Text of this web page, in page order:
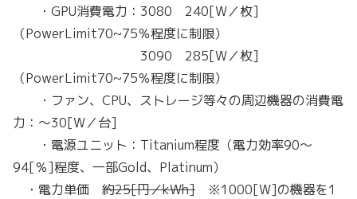
・GPU消費電力：3080 240[W／枚]
（PowerLimit70~75％程度に制限）
3090 285[W／枚]
（PowerLimit70~75％程度に制限）
・ファン、CPU、ストレージ等々の周辺機器の消費電
力：～30[W／台]
・電源ユニット：Titanium程度（電力効率90～
94[％]程度、一部Gold、Platinum）
・電力単価 約25[円／kWh] ※1000[W]の機器を1